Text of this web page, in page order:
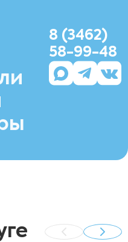
8 (3462)
58-99-48